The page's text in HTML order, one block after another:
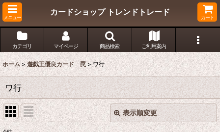
メニュー
カードショップ トレンドトレード
カート
カテゴリ マイページ 商品検索 ご利用案内
ホーム > 遊戯王優良カード 罠 > ワ行
ワ行
表示順変更 閉じる